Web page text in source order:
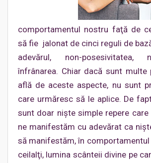
comportamentul nostru faţă de
să fie jalonat de cinci reguli de
adevărul, non-posesivitatea,
înfrânarea. Chiar dacă sunt multe
află de aceste aspecte, nu sunt
care urmăresc să le aplice. De
sunt doar nişte simple repere
ne manifestăm cu adevărat ca
să manifestăm, în
ceilalţi, lumina scânteii divine pe